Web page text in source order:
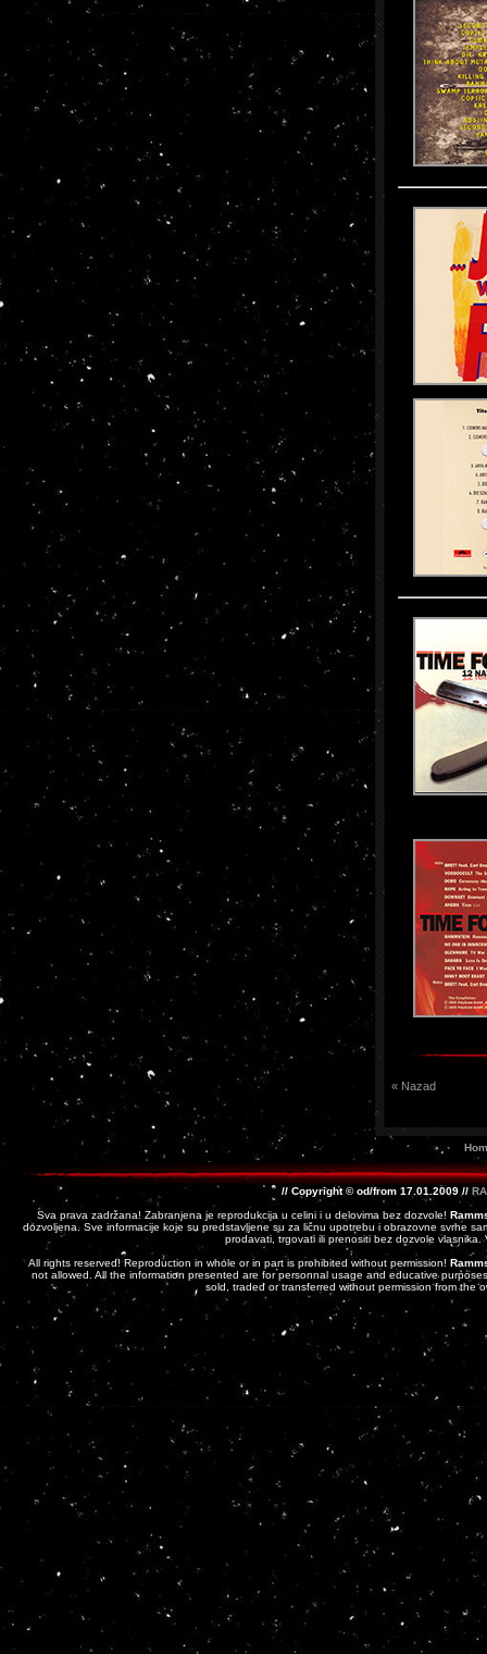
« Nazad
// Copyright © od/from 17.01.2009 //
Sva prava zadržana! Zabranjena je reprodukcija u celini i u delovima bez dozvole!
dozvoljena. Sve informacije koje su predstavljene su za ličnu upotrebu i obrazovne svrhe
prodavati, trgovati ili prenositi bez dozvole
All rights reserved! Reproduction in whole or in part is prohibited without permission!
not allowed. All the information presented are for personnal usage and educative
sold, traded or transferred without permission from the